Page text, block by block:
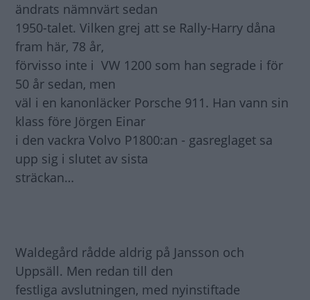
ändrats nämnvärt sedan
1950-talet. Vilken grej att se Rally-Harry dåna
fram här, 78 år,
förvisso inte i VW 1200 som han segrade i för
50 år sedan, men
väl i en kanonläcker Porsche 911. Han vann sin
klass före Jörgen Einar
i den vackra Volvo P1800:an - gasreglaget sa
upp sig i slutet av sista
sträckan…
Waldegård rådde aldrig på Jansson och
Uppsäll. Men redan till den
festliga avslutningen, med nyinstiftade